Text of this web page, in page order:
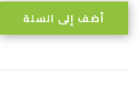
أضف إلى السلة